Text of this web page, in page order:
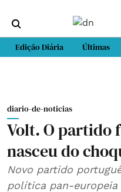
Edição Diária Últimas
diario-de-noticias
Volt. O partido
nasceu do
Novo partido
política pan-europeia